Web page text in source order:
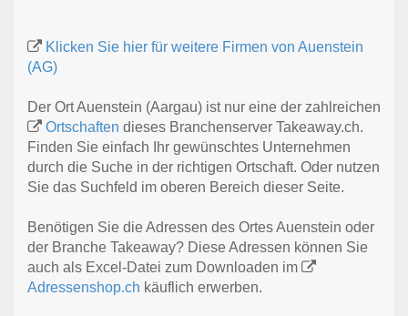
Klicken Sie hier für weitere Firmen von Auenstein
(AG)
Der Ort Auenstein (Aargau) ist nur eine der zahlreichen
Ortschaften dieses Branchenserver Takeaway.ch.
Finden Sie einfach Ihr gewünschtes Unternehmen
durch die Suche in der richtigen Ortschaft. Oder nutzen
Sie das Suchfeld im oberen Bereich dieser Seite.
Benötigen Sie die Adressen des Ortes Auenstein oder
der Branche Takeaway? Diese Adressen können Sie
auch als Excel-Datei zum Downloaden im
Adressenshop.ch käuflich erwerben.